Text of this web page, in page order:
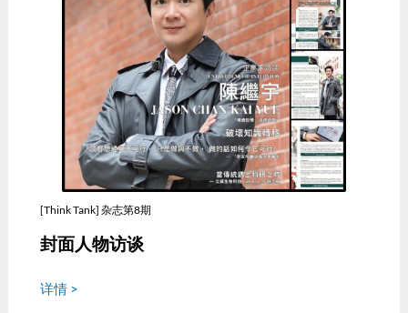
[Think Tank] 杂志第8期
封面人物访谈
详情 >